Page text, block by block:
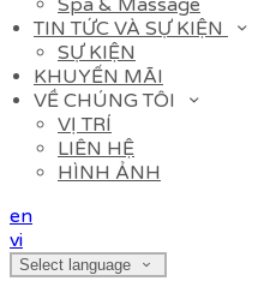
Spa & Massage
TIN TỨC VÀ SỰ KIỆN
SỰ KIỆN
KHUYẾN MÃI
VỀ CHÚNG TÔI
VỊ TRÍ
LIÊN HỆ
HÌNH ẢNH
en
vi
Select language